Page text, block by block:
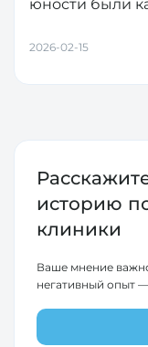
юности были
работы,
2026-02-15
историю
клиники
Ваше мнение
негативный опыт